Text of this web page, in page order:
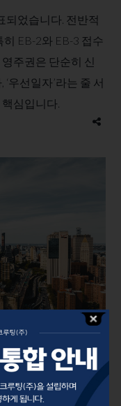
되었습니다. 전반적
EB-2와 EB-3 접수
주권은 단순히 신
우선일자’라는 줄 서
심입니다.